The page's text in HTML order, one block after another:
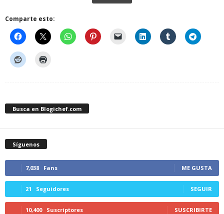
Comparte esto:
Busca en Blogichef.com
Síguenos
7,038 Fans ME GUSTA
21 Seguidores SEGUIR
10,400 Suscriptores SUSCRIBIRTE